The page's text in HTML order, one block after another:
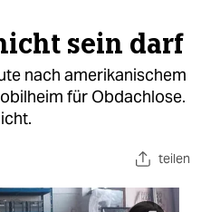
sein darf
nach amerikanischem
für Obdachlose.
teilen